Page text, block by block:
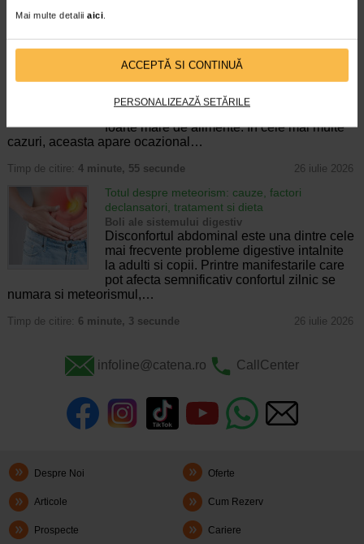
Mai multe detalii aici.
ACCEPTĂ SI CONTINUĂ
PERSONALIZEAZĂ SETĂRILE
Timp de citire:4 minute, 32 secunde
Senzatia de prea plin: cand indica o afectiune si
Boli ale sistemului digestiv
Multi oameni au experimentat macar o data
dupa masa o senzatie de prea plin, chiar si
foarte mare de alimente. In cele mai multe
cazuri, aceasta apare ocazional…
Timp de citire: 4 minute, 55 secunde 26 iulie 2026
Totul despre meteorism: cauze, factori
declansatori, tratament si dieta
Boli ale sistemului digestiv
Disconfortul abdominal este una dintre cele
mai frecvente probleme digestive intalnite
la adulti si copii. Printre manifestarile care
pot afecta semnificativ confortul zilnic se
numara si meteorismul,…
Timp de citire: 6 minute, 3 secunde 26 iulie 2026
infoline@catena.ro CallCenter
Despre Noi Oferte
Articole Cum Rezerv
Prospecte Cariere